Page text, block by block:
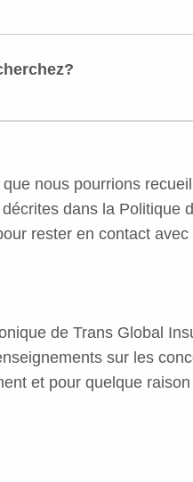
nous pourrions
dans la
rester en contact
de Trans Global
sur les
et pour quelque